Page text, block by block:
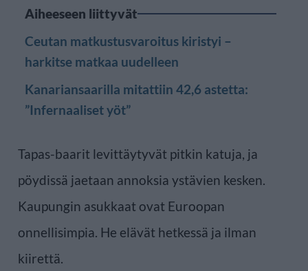
Aiheeseen liittyvät
Ceutan matkustusvaroitus kiristyi –
harkitse matkaa uudelleen
Kanariansaarilla mitattiin 42,6 astetta:
”Infernaaliset yöt”
Tapas-baarit levittäytyvät pitkin katuja, ja
pöydissä jaetaan annoksia ystävien kesken.
Kaupungin asukkaat ovat Euroopan
onnellisimpia. He elävät hetkessä ja ilman
kiirettä.